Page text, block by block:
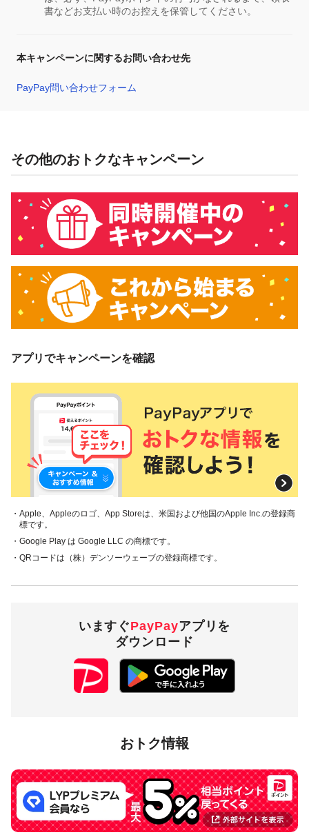
書などお支払い時のお控えを保管してください。
本キャンペーンに関するお問い合わせ先
PayPay問い合わせフォーム
その他のおトクなキャンペーン
アプリでキャンペーンを確認
・Apple、Appleのロゴ、App Storeは、米国および他国のApple Inc.の登録商
標です。
・Google Play は Google LLC の商標です。
・QRコードは（株）デンソーウェーブの登録商標です。
いますぐPayPayアプリを
ダウンロード
おトク情報